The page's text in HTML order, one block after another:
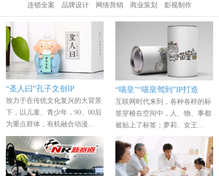
连锁全案 品牌设计 网络营销 商业策划 影视制作
“圣人曰”孔子文创IP
致力于在传统文化复兴的大背景
下，以儿童、青少年，90、00后
为重点群体，有机融合动漫...
“喵皇”“喵皇驾到”IP打造
互联网时代来到，各种各样的标
签穿梭在空间中，人、物、事都
被贴上了标签；萝莉、女王...